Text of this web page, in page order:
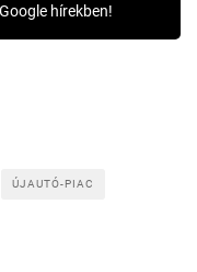
hírekben!
ÚJAUTÓ-PIAC